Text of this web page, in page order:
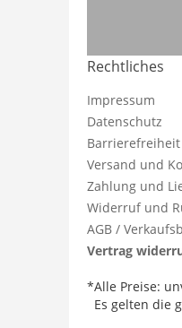
Rechtliches
Impressum
Datenschutz
Barrierefreiheit
Versand und
Zahlung und
Widerruf und
AGB /
Vertrag
*Alle Preise:
Es gelten die